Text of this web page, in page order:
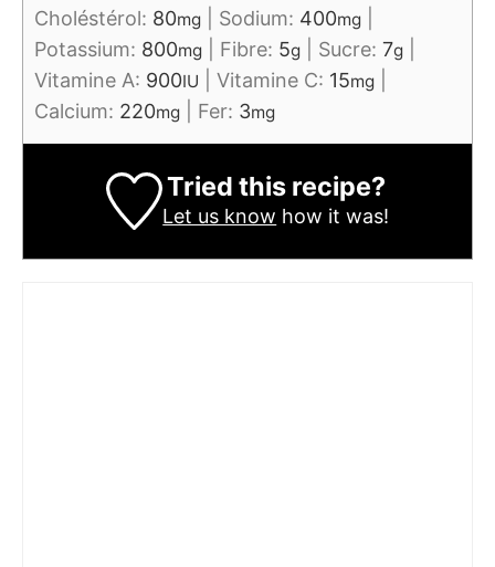
Choléstérol: 80mg Sodium: 400mg
Potassium: 800mg Fibre: 5g Sucre: 7g
Vitamine A: 900IU Vitamine C: 15mg
Calcium: 220mg Fer: 3mg
Tried this recipe?
Let us know how it was!